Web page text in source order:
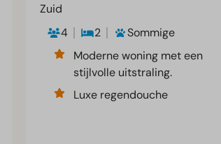
Zuid
4
2
Sommige
Moderne woning met een
stijlvolle uitstraling.
Luxe regendouche